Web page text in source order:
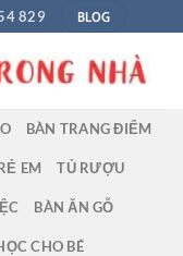
829 BLOG
BÀN TRANG ĐIỂM
EM TỦ RƯỢU
BÀN ĂN GỖ
CHO BÉ